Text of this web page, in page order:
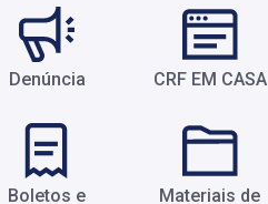
Denúncia CRF EM CASA
Boletos e
Materiais de